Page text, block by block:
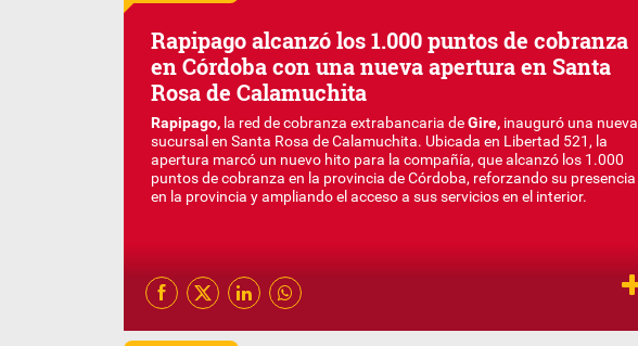
Rapipago alcanzó los 1.000 puntos de cobranza
en Córdoba con una nueva apertura en Santa
Rosa de Calamuchita
Rapipago, la red de cobranza extrabancaria deGire, inauguró una nueva
sucursal en Santa Rosa de Calamuchita. Ubicada en Libertad 521, la
apertura marcó un nuevo hito para la compañía, que alcanzó los 1.000
puntos de cobranza en la provincia de Córdoba, reforzando su presencia
en la provincia y ampliando el acceso a sus servicios en el interior.